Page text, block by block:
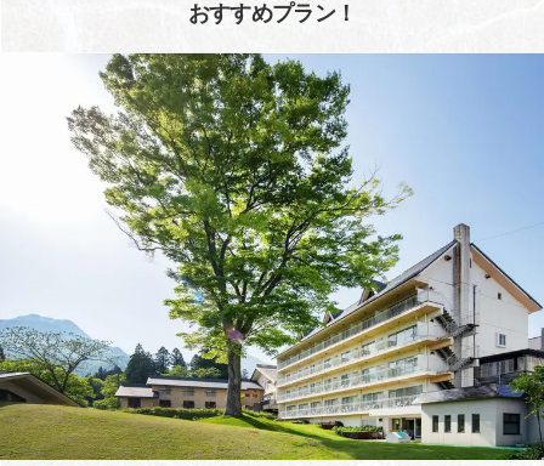
おすすめプラン！